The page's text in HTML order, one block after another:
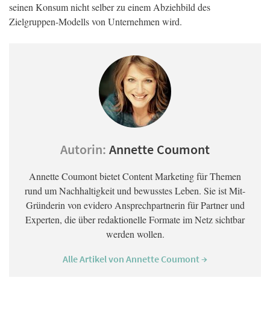
seinen Konsum nicht selber zu einem Abziehbild des
Zielgruppen-Modells von Unternehmen wird.
Autorin: Annette Coumont
Annette Coumont bietet Content Marketing für Themen
rund um Nachhaltigkeit und bewusstes Leben. Sie ist Mit-
Gründerin von evidero Ansprechpartnerin für Partner und
Experten, die über redaktionelle Formate im Netz sichtbar
werden wollen.
Alle Artikel von Annette Coumont →